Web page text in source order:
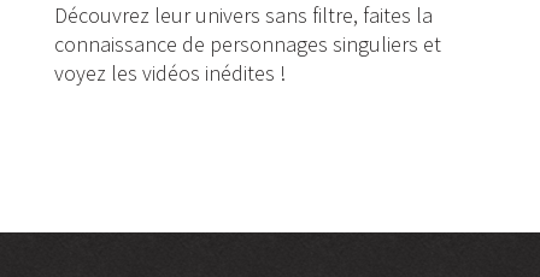
Découvrez leur univers sans filtre, faites la
connaissance de personnages singuliers et
voyez les vidéos inédites !